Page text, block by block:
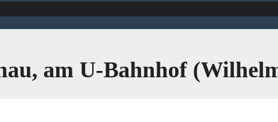
am U-Bahnhof